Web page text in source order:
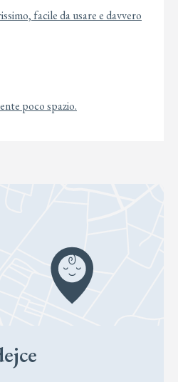
facile da usare e davvero
poco spazio.